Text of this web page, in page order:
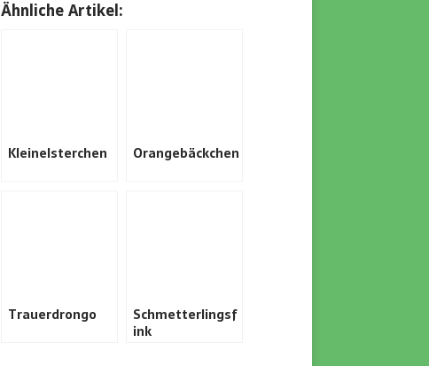
Ähnliche Artikel:
Kleinelsterchen Orangebäckchen
Trauerdrongo
Schmetterlingsf
ink